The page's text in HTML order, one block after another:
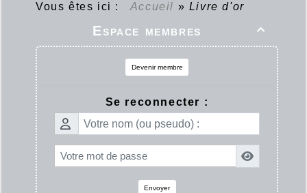
Vous êtes ici : Accueil » Livre d'or

Espace membres
Devenir membre
Se reconnecter :
Envoyer